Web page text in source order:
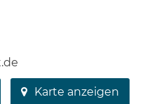
Karte anzeigen